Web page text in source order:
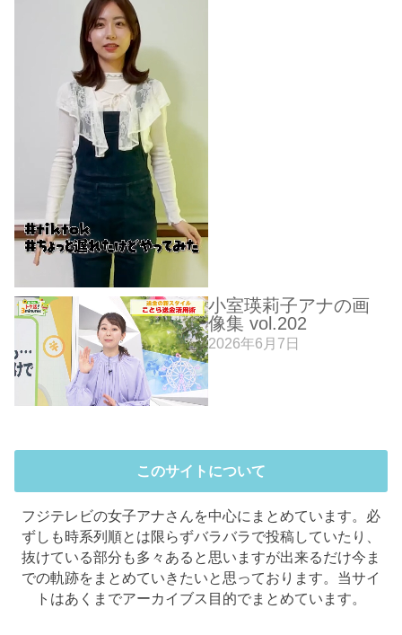
小室瑛莉子アナの画
像集 vol.202
2026年6月7日
このサイトについて
フジテレビの女子アナさんを中心にまとめています。必
ずしも時系列順とは限らずバラバラで投稿していたり、
抜けている部分も多々あると思いますが出来るだけ今ま
での軌跡をまとめていきたいと思っております。当サイ
トはあくまでアーカイブス目的でまとめています。